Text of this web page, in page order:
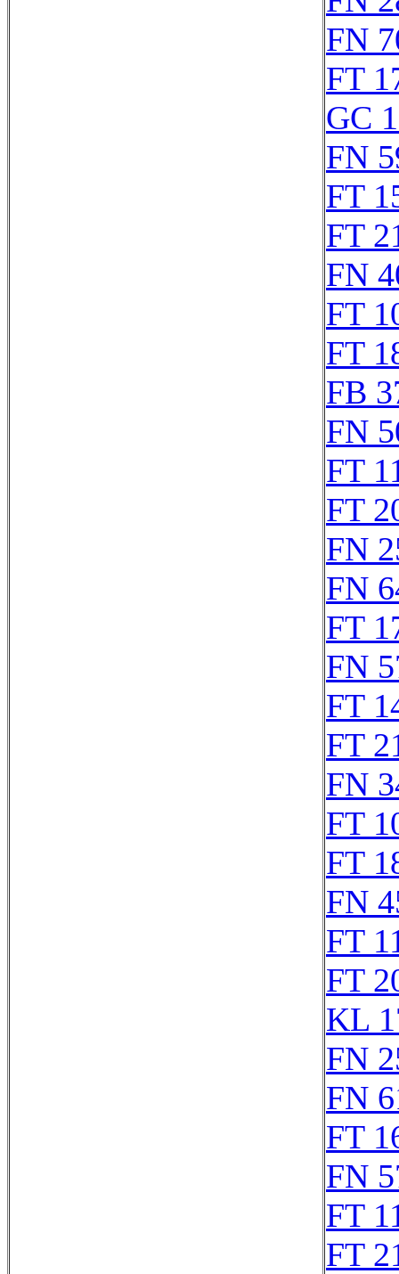
FN
FT
GC
FN
FT
FT
FN
FT
FT
FB
FN
FT
FT
FN
FN
FT
FN
FT
FT
FN
FT
FT
FN
FT
FT
KL
FN
FN
FT
FN
FT
FT